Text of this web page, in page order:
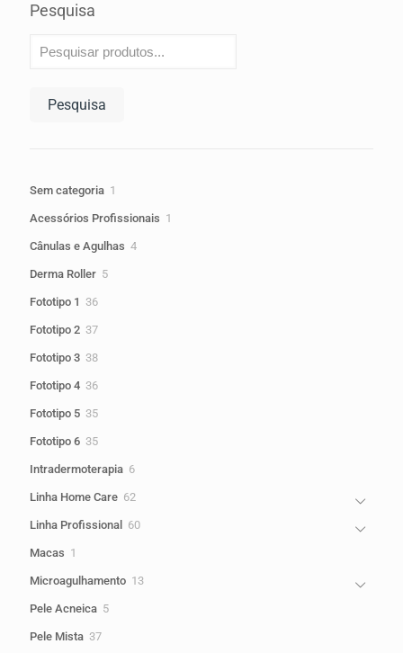
Pesquisa
Pesquisa
Sem categoria 1
Acessórios Profissionais 1
Cânulas e Agulhas 44
Derma Roller 55
Fototipo 1 3636
Fototipo 2 3737
Fototipo 3 3838
Fototipo 4 3636
Fototipo 5 3535
Fototipo 6 3535
Intradermoterapia 66
Linha Home Care 6262
Linha Profissional
6060
Macas 1
Microagulhamento 1313
Pele Acneica 55
Pele Mista 3737